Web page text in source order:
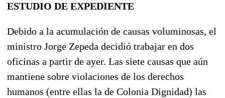
ESTUDIO DE EXPEDIENTE
Debido a la acumulación de causas voluminosas, el
ministro Jorge Zepeda decidió trabajar en dos
oficinas a partir de ayer. Las siete causas que aún
mantiene sobre violaciones de los derechos
humanos (entre ellas la de Colonia Dignidad) las